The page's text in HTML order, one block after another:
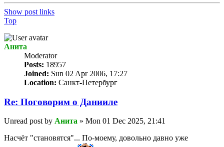
Show post links
Top
Анита
Мoderator
Posts: 18957
Joined: Sun 02 Apr 2006, 17:27
Location: Санкт-Петербург
Re: Поговорим o Данииле
Unread post by Анита » Mon 01 Dec 2025, 21:41
Насчёт "становятся"... По-моему, довольно давно уже